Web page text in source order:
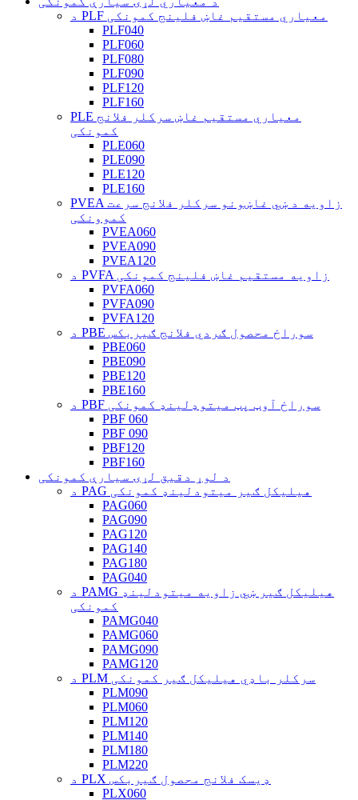
د PLF معیاري مستقیم غاښ فلینج کمونکی
PLF040
PLF060
PLF080
PLF090
PLF120
PLF160
PLE معیاري مستقیم غاښ سرکلر فلانج
کمونکی
PLE060
PLE090
PLE120
PLE160
PVEA زاویه د ښي غاښونو سرکلر فلانج سرعت
کموونکی
PVEA060
PVEA090
PVEA120
د PVFA زاویه مستقیم غاښ فلینج کمونکی
PVFA060
PVFA090
PVFA120
د PBE سوراخ محصول ګردي فلانج ګیربکس
PBE060
PBE090
PBE120
PBE160
د PBF سوراخ آوټ پټ میتوډلینډ کمونکی
PBF 060
PBF 090
PBF120
PBF160
د لوړ دقیق لړۍ سیارې کمونکی
د PAG هیلیکل ګیر میتودلینډ کمونکی
PAG060
PAG090
PAG120
PAG140
PAG180
PAG040
د PAMG هیلیکل ګیر ښي زاویه میتودلینډ
کمونکی
PAMG040
PAMG060
PAMG090
PAMG120
د PLM سرکلر باډي هیلیکل ګیر کمونکی
PLM090
PLM060
PLM120
PLM140
PLM180
PLM220
د PLX ډیسک فلانج محصول ګیربکس
PLX060